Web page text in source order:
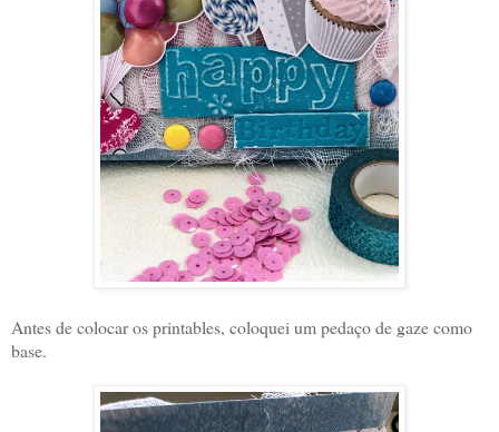
Antes de colocar os printables, coloquei um pedaço de gaze como
base.